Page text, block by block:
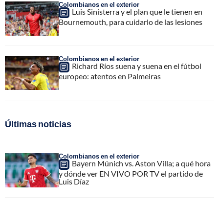
Colombianos en el exterior
Luis Sinisterra y el plan que le tienen en
Bournemouth, para cuidarlo de las lesiones
Colombianos en el exterior
Richard Ríos suena y suena en el fútbol
europeo: atentos en Palmeiras
Últimas noticias
Colombianos en el exterior
Bayern Múnich vs. Aston Villa; a qué hora
y dónde ver EN VIVO POR TV el partido de
Luis Díaz